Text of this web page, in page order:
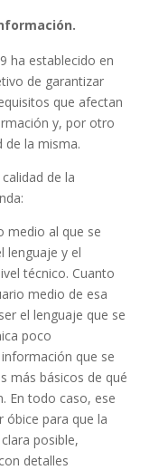
ha establecido en
de garantizar
que afectan
y, por otro
de la misma.
de la
medio al que se
lenguaje y el
técnico. Cuanto
medio de esa
el lenguaje que se
poco
que se
más básicos de qué
En todo caso, ese
óbice para que la
posible,
detalles